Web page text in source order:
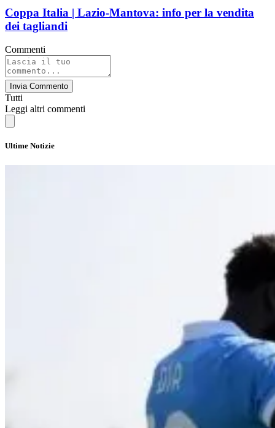
Coppa Italia | Lazio-Mantova: info per la vendita
dei tagliandi
Commenti
Invia Commento
Tutti
Leggi altri commenti
Ultime Notizie